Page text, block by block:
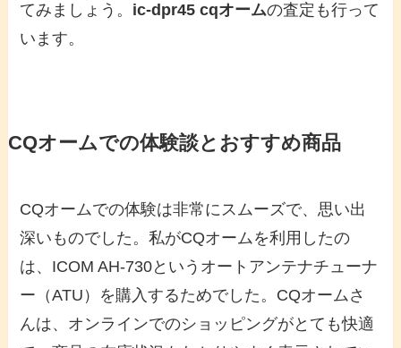
てみましょう。 ic-dpr45 cqオームの査定も行って
います。
CQオームでの体験談とおすすめ商品
CQオームでの体験は非常にスムーズで、思い出
深いものでした。私がCQオームを利用したの
は、ICOM AH-730というオートアンテナチューナ
ー（ATU）を購入するためでした。CQオームさ
んは、オンラインでのショッピングがとても快適